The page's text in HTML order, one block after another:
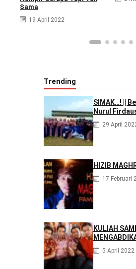
Sama
19 April 2022
Trending
SIMAK…! ||
Nurul
agar Menjadi
29 April
HIZIB
17 Februari
KULIAH
Mondok di
Nurul Firdaus
5 April 2022